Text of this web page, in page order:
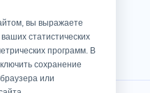
вы выражаете
статистических
программ. В
сохранение
или